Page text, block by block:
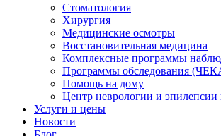
Стоматология
Хирургия
Медицинские осмотры
Восстановительная медицина
Комплексные программы
Программы обследования
Помощь на дому
Центр неврологии и
Услуги и цены
Новости